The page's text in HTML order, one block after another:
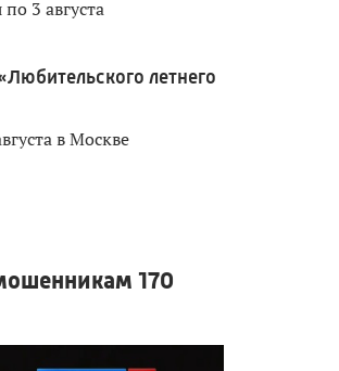
3 августа
летнего
в Москве
170